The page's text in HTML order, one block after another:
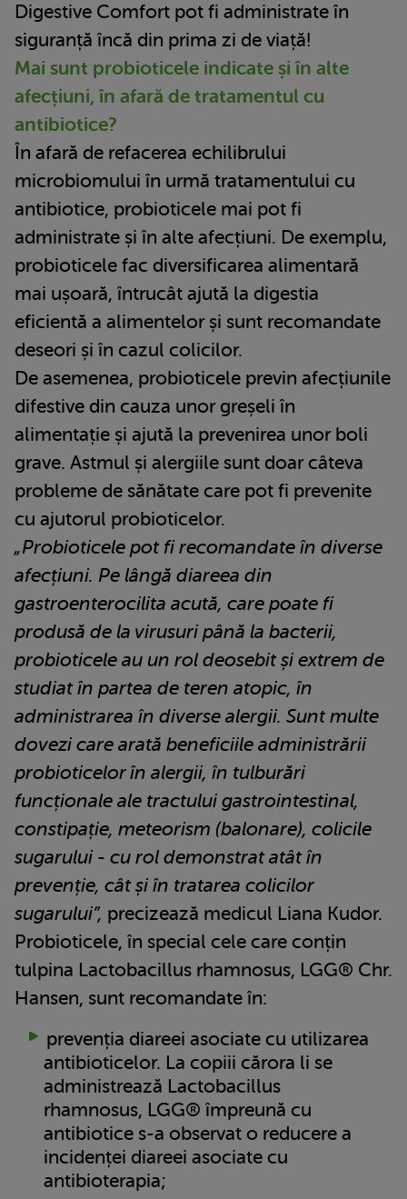
Digestive Comfort pot fi administrate în
siguranță încă din prima zi de viață!
Mai sunt probioticele indicate și în alte
afecțiuni, în afară de tratamentul cu
antibiotice?
În afară de refacerea echilibrului
microbiomului în urmă tratamentului cu
antibiotice, probioticele mai pot fi
administrate și în alte afecțiuni. De exemplu,
probioticele fac diversificarea alimentară
mai ușoară, întrucât ajută la digestia
eficientă a alimentelor și sunt recomandate
deseori și în cazul colicilor.
De asemenea, probioticele previn afecțiunile
difestive din cauza unor greșeli în
alimentație și ajută la prevenirea unor boli
grave. Astmul și alergiile sunt doar câteva
probleme de sănătate care pot fi prevenite
cu ajutorul probioticelor.
„Probioticele pot fi recomandate în diverse
afecțiuni. Pe lângă diareea din
gastroenterocilita acută, care poate fi
produsă de la virusuri până la bacterii,
probioticele au un rol deosebit și extrem de
studiat în partea de teren atopic, în
administrarea în diverse alergii. Sunt multe
dovezi care arată beneficiile administrării
probioticelor în alergii, în tulburări
funcționale ale tractului gastrointestinal,
constipație, meteorism (balonare), colicile
sugarului - cu rol demonstrat atât în
prevenție, cât și în tratarea colicilor
sugarului”, precizează medicul Liana Kudor.
Probioticele, în special cele care conțin
tulpina Lactobacillus rhamnosus, LGG® Chr.
Hansen, sunt recomandate în:
prevenția diareei asociate cu utilizarea
antibioticelor. La copiii cărora li se
administrează Lactobacillus
rhamnosus, LGG® împreună cu
antibiotice s-a observat o reducere a
incidenței diareei asociate cu
antibioterapia;